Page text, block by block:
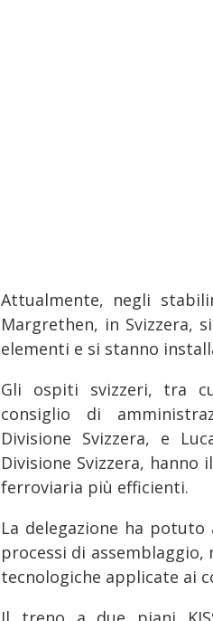
Attualmente, negli
Margrethen, in Svizzera,
elementi e si stanno
Gli ospiti svizzeri, tra
consiglio di
Divisione Svizzera, e
Divisione Svizzera,
ferroviaria più efficienti.
La delegazione ha
processi di
tecnologiche applicate ai